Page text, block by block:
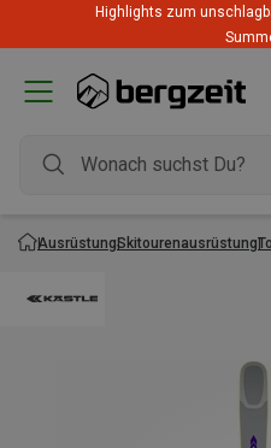
Highlights zum
AusrüstungSkitourenausrüstung